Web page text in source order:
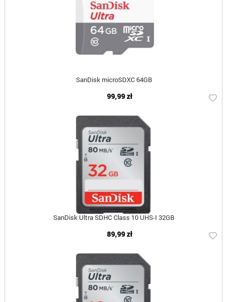
SanDisk microSDXC 64GB
99,99 zł
SanDisk Ultra SDHC Class 10 UHS-I 32GB
89,99 zł